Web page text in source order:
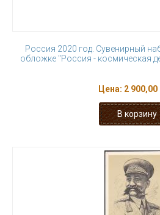
Россия 2020 год. Сувенирный
обложке "Россия - космическая
Цена: 2 900,00